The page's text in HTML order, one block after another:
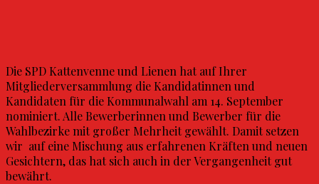
Die SPD Kattenvenne und Lienen hat auf Ihrer
Mitgliederversammlung die Kandidatinnen und
Kandidaten für die Kommunalwahl am 14. September
nominiert. Alle Bewerberinnen und Bewerber für die
Wahlbezirke mit großer Mehrheit gewählt. Damit setzen
wir auf eine Mischung aus erfahrenen Kräften und neuen
Gesichtern, das hat sich auch in der Vergangenheit gut
bewährt.